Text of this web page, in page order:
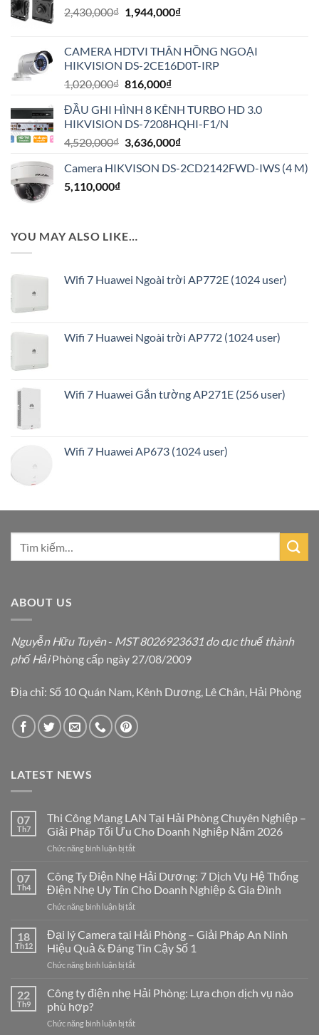
2,430,000₫ Giá
2,430,000₫.
1,944,000₫Giá
là:
1,944,000₫.
CAMERA HDTVI THÂN HỒNG NGOẠI
HIKVISION DS-2CE16D0T-IRP
1,020,000₫ Giá
là:
1,020,000₫.
816,000₫Giá
tại
là:
816,000₫.
ĐẦU GHI HÌNH 8 KÊNH TURBO HD 3.0
HIKVISION DS-7208HQHI-F1/N
4,520,000₫ Giá
là:
3,636,000₫Giá
tại
Camera HIKVISON DS-2CD2142FWD-IWS (4 M)
5,110,000₫
YOU MAY ALSO LIKE…
Wifi 7 Huawei Ngoài trời AP772E (1024 user)
Wifi 7 Huawei Ngoài trời AP772 (1024 user)
Wifi 7 Huawei Gắn tường AP271E (256 user)
Wifi 7 Huawei AP673 (1024 user)
ABOUT US
Nguyễn Hữu Tuyên- MST 8026923631 do cục thuế thành
phố HảiPhòng cấp ngày 27/08/2009
Địa chỉ: Số 10 Quán Nam, Kênh Dương, Lê Chân, Hải Phòng
LATEST NEWS
07
Th7
Thi Công Mạng LAN Tại Hải Phòng Chuyên Nghiệp –
Giải Pháp Tối Ưu Cho Doanh Nghiệp Năm 2026
Chức năng bình luận bị tắtở
Công
LAN
Tại
Phòng
Chuyên
–
Pháp
Cho
07
Th4
Công Ty Điện Nhẹ Hải Dương: 7 Dịch Vụ Hệ Thống
Điện Nhẹ Uy Tín Cho Doanh Nghiệp & Gia Đình
Chức năng bình luận bị tắtở
Ty
Nhẹ
Hải
7
Hệ
18
Th12
Đại lý Camera tại Hải Phòng – Giải Pháp An Ninh
Hiệu Quả & Đáng Tin Cậy Số 1
Chức năng bình luận bị tắtở
lý
Hải
22
Th9
Công ty điện nhẹ Hải Phòng: Lựa chọn dịch vụ nào
phù hợp?
Chức năng bình luận bị tắtở